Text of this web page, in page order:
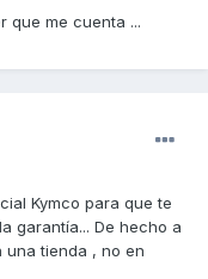
que me cuenta ...
Kymco para que te
garantía... De hecho a
una tienda , no en